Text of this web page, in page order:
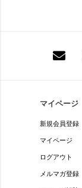
マイページ
新規会員登録
マイページ
ログアウト
メルマガ登録